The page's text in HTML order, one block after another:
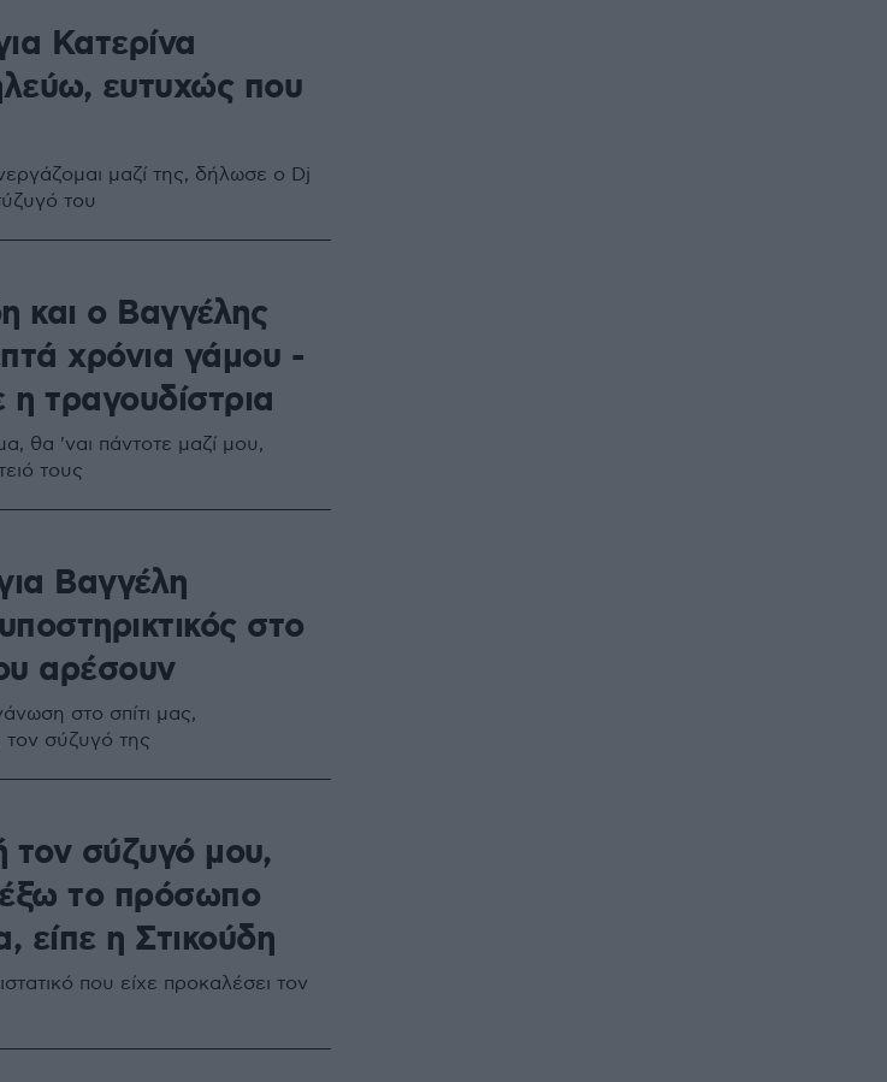
Κατερίνα
ευτυχώς που
μαζί της, δήλωσε ο Dj
του
και ο Βαγγέλης
χρόνια γάμου -
τραγουδίστρια
θα 'ναι πάντοτε μαζί μου,
τους
Βαγγέλη
στο
αρέσουν
στο σπίτι μας,
τον σύζυγό της
τον σύζυγό μου,
το πρόσωπο
είπε η Στικούδη
που είχε προκαλέσει τον